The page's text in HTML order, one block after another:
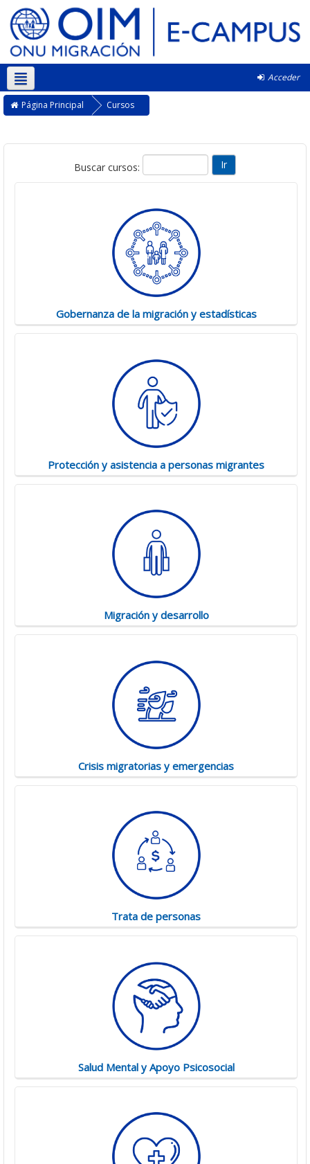
Acceder
Español - Internacional ‎(es)‎
Página Principal Cursos
Buscar cursos:
Gobernanza de la migración y estadísticas
Protección y asistencia a personas migrantes
Migración y desarrollo
Crisis migratorias y emergencias
Trata de personas
Salud Mental y Apoyo Psicosocial